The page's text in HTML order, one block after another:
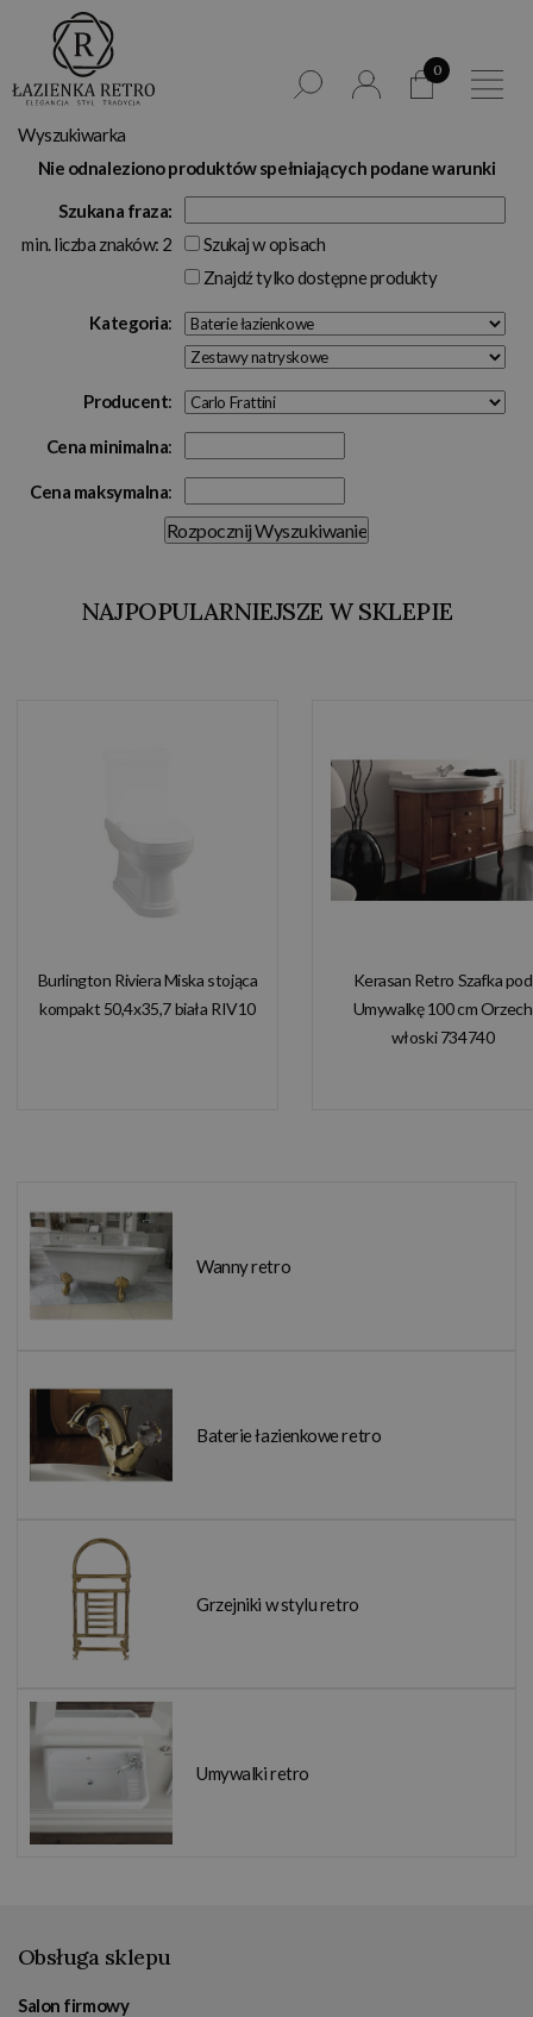
0
Wyszukiwarka
Nie odnaleziono produktów spełniających podane warunki
Szukana fraza:
min. liczba znaków: 2
Szukaj w opisach
Znajdź tylko dostępne produkty
Kategoria:
Producent:
Cena minimalna:
Cena maksymalna:
NAJPOPULARNIEJSZE W SKLEPIE
Burlington Riviera Miska stojąca
kompakt 50,4x35,7 biała RIV10
Kerasan Retro Szafka pod
Umywalkę 100 cm Orzech
włoski 734740
Wanny retro
Baterie łazienkowe retro
Grzejniki w stylu retro
Umywalki retro
Obsługa sklepu
Salon firmowy